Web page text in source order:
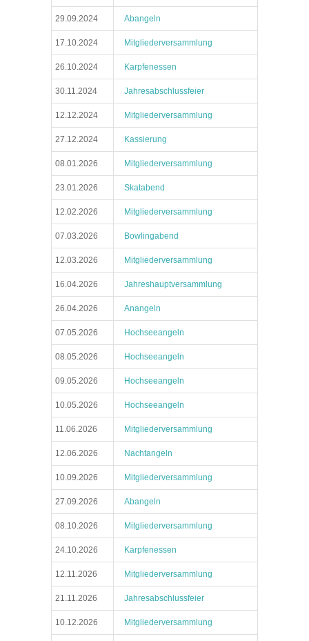
29.09.2024 Abangeln
17.10.2024 Mitgliederversammlung
26.10.2024 Karpfenessen
30.11.2024 Jahresabschlussfeier
12.12.2024 Mitgliederversammlung
27.12.2024 Kassierung
08.01.2026 Mitgliederversammlung
23.01.2026 Skatabend
12.02.2026 Mitgliederversammlung
07.03.2026 Bowlingabend
12.03.2026 Mitgliederversammlung
16.04.2026 Jahreshauptversammlung
26.04.2026 Anangeln
07.05.2026 Hochseeangeln
08.05.2026 Hochseeangeln
09.05.2026 Hochseeangeln
10.05.2026 Hochseeangeln
11.06.2026 Mitgliederversammlung
12.06.2026 Nachtangeln
10.09.2026 Mitgliederversammlung
27.09.2026 Abangeln
08.10.2026 Mitgliederversammlung
24.10.2026 Karpfenessen
12.11.2026 Mitgliederversammlung
21.11.2026 Jahresabschlussfeier
10.12.2026 Mitgliederversammlung